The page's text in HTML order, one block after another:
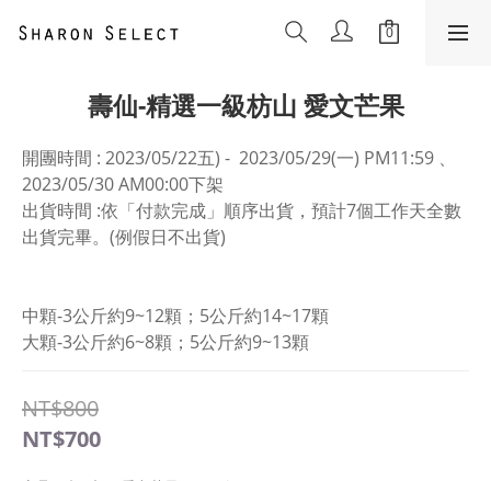
壽仙-精選一級枋山 愛文芒果
開團時間 : 2023/05/22五) -  2023/05/29(一) PM11:59 、
2023/05/30 AM00:00下架
出貨時間 :依「付款完成」順序出貨，預計7個工作天全數
出貨完畢。(例假日不出貨)
中顆-3公斤約9~12顆；5公斤約14~17顆
大顆-3公斤約6~8顆；5公斤約9~13顆
NT$800
NT$700